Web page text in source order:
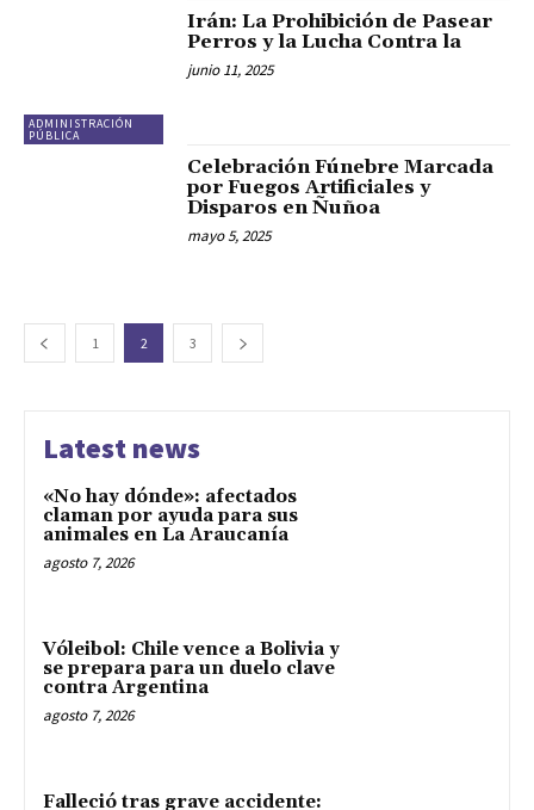
ADMINISTRACIÓN
PÚBLICA
Irán: La Prohibición de Pasear
Perros y la Lucha Contra la
junio 11, 2025
Celebración Fúnebre Marcada
por Fuegos Artificiales y
Disparos en Ñuñoa
mayo 5, 2025
1 2 3
Latest news
«No hay dónde»: afectados
claman por ayuda para sus
animales en La Araucanía
agosto 7, 2026
Vóleibol: Chile vence a Bolivia y
se prepara para un duelo clave
contra Argentina
agosto 7, 2026
Falleció tras grave accidente: